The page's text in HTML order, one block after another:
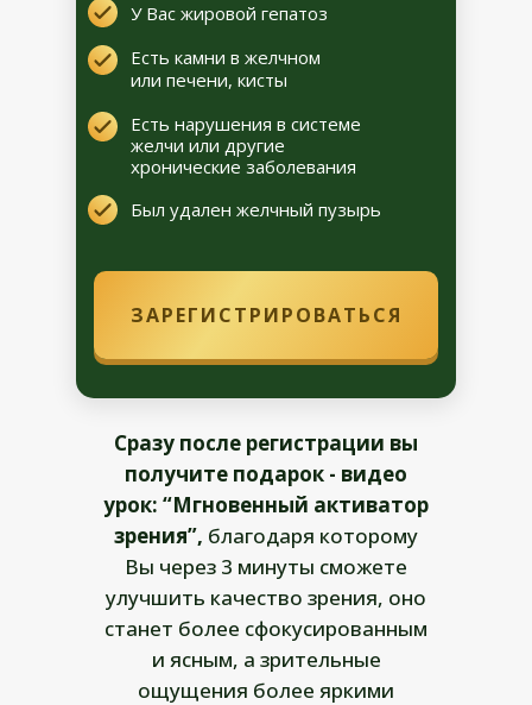
Сразу после регистрации вы
получите подарок - видео
урок: “Мгновенный активатор
зрения”, благодаря которому
Вы через 3 минуты сможете
улучшить качество зрения, оно
станет более сфокусированным
и ясным, а зрительные
ощущения более яркими
У Вас жировой гепатоз
Есть камни в желчном
или печени, кисты
Есть нарушения в системе
желчи или другие
хронические заболевания
Был удален желчный пузырь
ЗАРЕГИСТРИРОВАТЬСЯ